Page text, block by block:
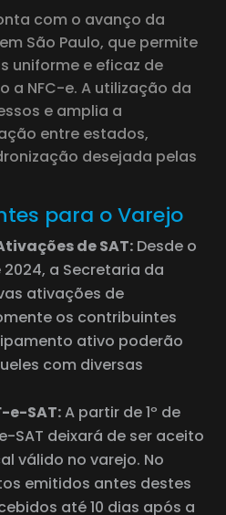
com o avanço da
São Paulo, que permite
uniforme e eficaz de
a NFC-e. A utilização da
e amplia a
entre estados,
desejada pelas
para o Varejo
de SAT: Desde o
2024, a Secretaria da
ativações de
os contribuintes
ativo poderão
com diversas
e-SAT:A partir de 1º de
SAT deixará de ser aceito
válido no varejo. No
emitidos antes destes
até 10 dias após a